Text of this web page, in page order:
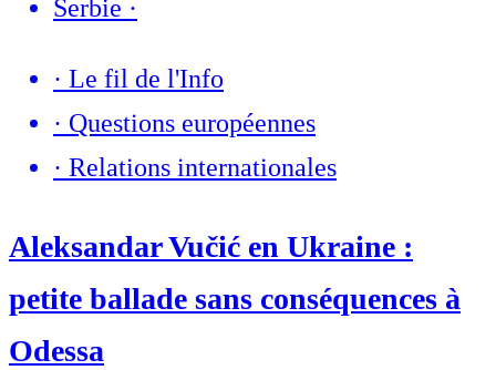
Serbie ·
· Le fil de l'Info
· Questions européennes
· Relations internationales
Aleksandar Vučić en Ukraine :
petite ballade sans conséquences à
Odessa